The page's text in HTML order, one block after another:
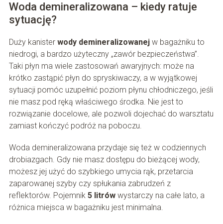
Woda demineralizowana – kiedy ratuje
sytuację?
Duży kanister wody demineralizowanejw bagażniku to
niedrogi, a bardzo użyteczny „zawór bezpieczeństwa”.
Taki płyn ma wiele zastosowań awaryjnych: może na
krótko zastąpić płyn do spryskiwaczy, a w wyjątkowej
sytuacji pomóc uzupełnić poziom płynu chłodniczego, jeśli
nie masz pod ręką właściwego środka. Nie jest to
rozwiązanie docelowe, ale pozwoli dojechać do warsztatu
zamiast kończyć podróż na poboczu.
Woda demineralizowana przydaje się też w codziennych
drobiazgach. Gdy nie masz dostępu do bieżącej wody,
możesz jej użyć do szybkiego umycia rąk, przetarcia
zaparowanej szyby czy spłukania zabrudzeń z
reflektorów. Pojemnik 5 litrówwystarczy na całe lato, a
różnica miejsca w bagażniku jest minimalna.